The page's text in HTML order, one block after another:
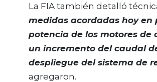
La FIA también detalló
medidas acordadas hoy
potencia de los motores
un incremento del caudal
despliegue del sistema de
agregaron.